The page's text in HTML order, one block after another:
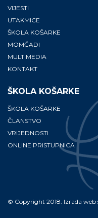
VIJESTI
UTAKMICE
ŠKOLA KOŠARKE
MOMČADI
MULTIMEDIA
KONTAKT
ŠKOLA KOŠARKE
ŠKOLA KOŠARKE
ČLANSTVO
VRIJEDNOSTI
ONLINE PRISTUPNICA
© Copyright 2018. Izrada web